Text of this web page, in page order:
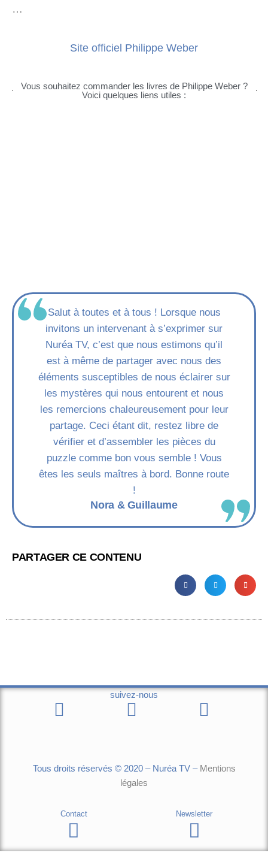
…
Site officiel Philippe Weber
Vous souhaitez commander les livres de Philippe Weber ?
Voici quelques liens utiles :
Salut à toutes et à tous ! Lorsque nous
invitons un intervenant à s’exprimer sur
Nuréa TV, c’est que nous estimons qu’il
est à même de partager avec nous des
éléments susceptibles de nous éclairer sur
les mystères qui nous entourent et nous
les remercions chaleureusement pour leur
partage. Ceci étant dit, restez libre de
vérifier et d’assembler les pièces du
puzzle comme bon vous semble ! Vous
êtes les seuls maîtres à bord. Bonne route
!
Nora & Guillaume
PARTAGER CE CONTENU
suivez-nous
Tous droits réservés © 2020 – Nuréa TV – Mentions
légales
Contact Newsletter